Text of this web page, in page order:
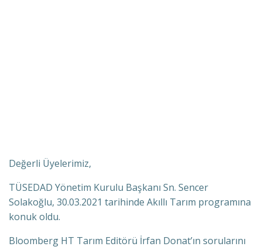
Değerli Üyelerimiz,
TÜSEDAD Yönetim Kurulu Başkanı Sn. Sencer
Solakoğlu, 30.03.2021 tarihinde Akıllı Tarım programına
konuk oldu.
Bloomberg HT Tarım Editörü İrfan Donat’ın sorularını